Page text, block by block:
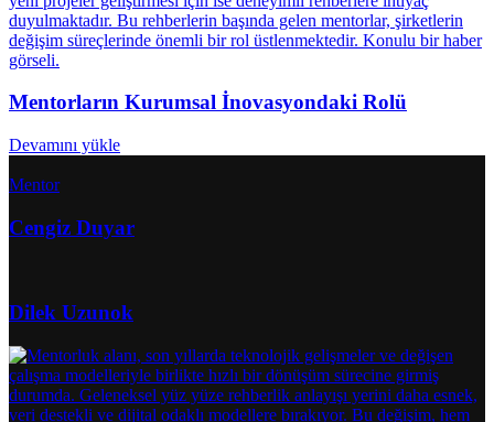
Mentorların Kurumsal İnovasyondaki Rolü
Devamını yükle
Mentor
Cengiz Duyar
Dilek Uzunok